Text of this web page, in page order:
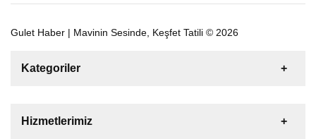
Gulet Haber | Mavinin Sesinde, Keşfet Tatili © 2026
Kategoriler
Tekne
Hizmetlerimiz